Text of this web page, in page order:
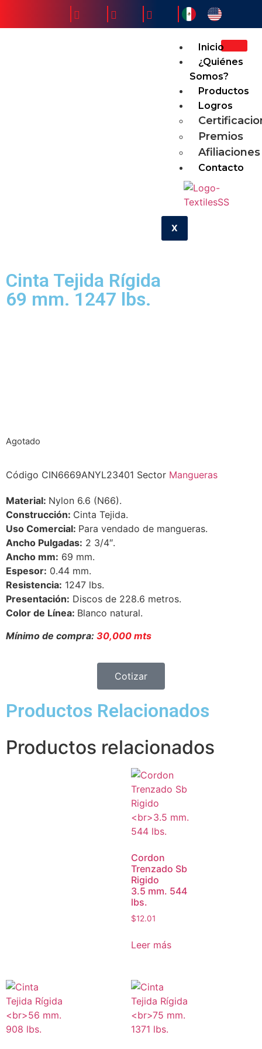
Inicio
¿Quiénes
Somos?
Productos
Logros
Premios
Afiliaciones
Contacto
X
Cinta Tejida Rígida
69 mm. 1247 lbs.
Agotado
Código CIN6669ANYL23401 Sector Mangueras
Material: Nylon 6.6 (N66).
Construcción: Cinta Tejida.
Uso Comercial: Para vendado de mangueras.
Ancho Pulgadas: 2 3/4″.
Ancho mm: 69 mm.
Espesor: 0.44 mm.
Resistencia: 1247 lbs.
Presentación: Discos de 228.6 metros.
Color de Línea: Blanco natural.
Mínimo de compra: 30,000 mts
Cotizar
Productos Relacionados
Productos relacionados
Cordon
Trenzado Sb
Rigido
3.5 mm. 544
lbs.
$12.01
Leer más